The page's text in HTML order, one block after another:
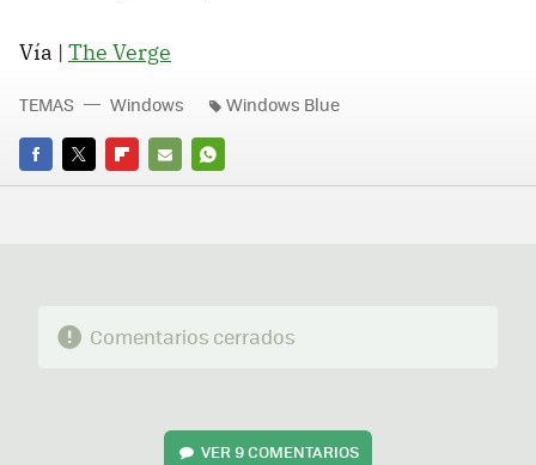
Vía | The Verge
FACEBOOK
TWITTERFLIPBOARD
E-
WHATSAPP
TEMAS Windows Windows Blue
Comentarios cerrados
VER 9 COMENTARIOS